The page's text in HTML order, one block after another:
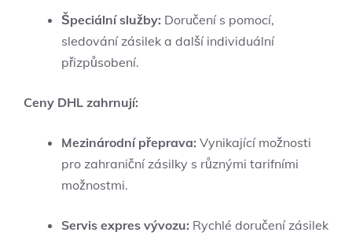
Špeciální služby: Doručení s pomocí,
sledování zásilek a další individuální
přizpůsobení.
Ceny DHL zahrnují:
Mezinárodní přeprava: Vynikající možnosti
pro zahraniční zásilky s různými tarifními
možnostmi.
Servis expres vývozu: Rychlé doručení zásilek